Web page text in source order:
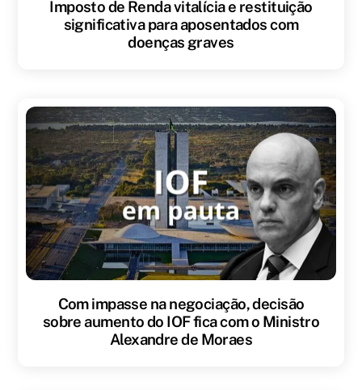
Imposto de Renda vitalícia e restituição
significativa para aposentados com
doenças graves
Com impasse na negociação, decisão
sobre aumento do IOF fica com o Ministro
Alexandre de Moraes